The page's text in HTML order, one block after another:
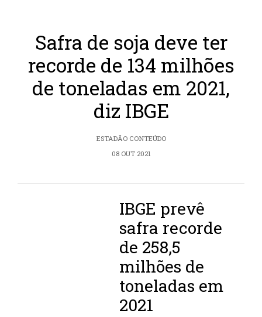
Safra de soja deve ter
recorde de 134 milhões
de toneladas em 2021,
diz IBGE
ESTADÃO CONTEÚDO
08 OUT 2021
IBGE prevê
safra recorde
de 258,5
milhões de
toneladas em
2021